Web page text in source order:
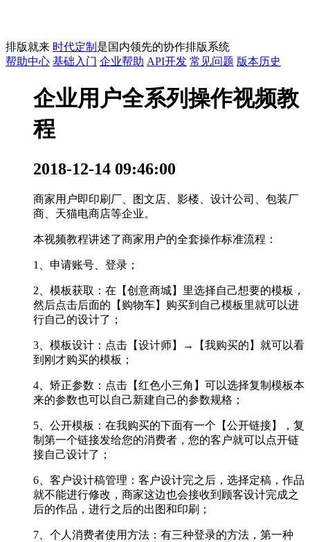
排版就来 时代定制 是国内领先的协作排版系统
帮助中心 基础入门 企业帮助 API开发 常见问题 版本历史
企业用户全系列操作视频教
程
2018-12-14 09:46:00
商家用户即印刷厂、图文店、影楼、设计公司、包装厂
商、天猫电商店等企业。
本视频教程讲述了商家用户的全套操作标准流程：
1、申请账号、登录；
2、模板获取：在【创意商城】里选择自己想要的模板，
然后点击后面的【 购物车】购买到自己模板里就可以进
行自己的设计了；
3、模板设计：点击【设计师】 →【我购买的 】就可以看
到刚才购买的模板；
4、矫正参数：点击【红色小三角 】可以选择复制模板本
来的参数也可以自己新建自己的参数规格；
5、公开模板：在我购买的下面有一个【公开链接】，复
制第一个链接发给您的消费者，您的客户就可以点开链
接自己设计了；
6、客户设计稿管理：客户设计完之后，选择定稿，作品
就不能进行修改，商家这边也会接收到顾客设计完成之
后的作品，进行之后的出图和印刷；
7、个人消费者使用方法：有三种登录的方法，第一种